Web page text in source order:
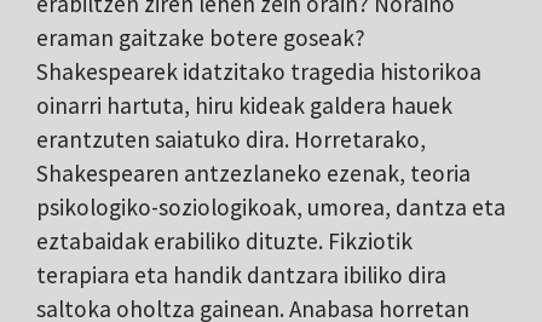
eraman gaitzake botere goseak?
Shakespearek idatzitako tragedia historikoa
oinarri hartuta, hiru kideak galdera hauek
erantzuten saiatuko dira. Horretarako,
Shakespearen antzezlaneko ezenak, teoria
psikologiko-soziologikoak, umorea, dantza eta
eztabaidak erabiliko dituzte. Fikziotik
terapiara eta handik dantzara ibiliko dira
saltoka oholtza gainean. Anabasa horretan